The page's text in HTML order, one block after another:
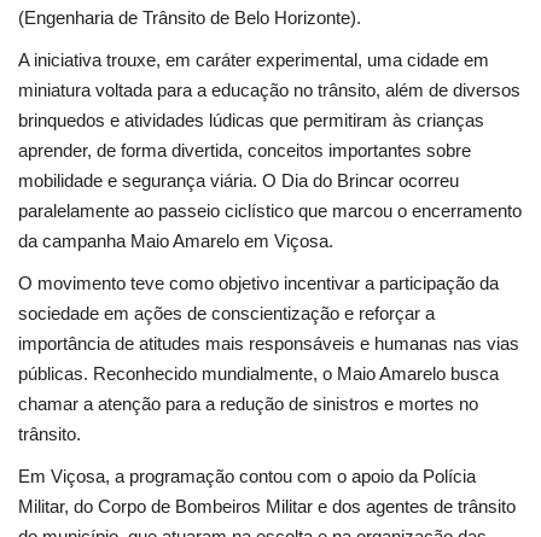
Educação
Esporte
Solidariedade
Meio Ambiente
Justiça
Obituário
Brasil
Minas Gerais
(Engenharia de Trânsito de Belo Horizonte).
A iniciativa trouxe, em caráter experimental, uma cidade em
miniatura voltada para a educação no trânsito, além de diversos
brinquedos e atividades lúdicas que permitiram às crianças
aprender, de forma divertida, conceitos importantes sobre
mobilidade e segurança viária. O Dia do Brincar ocorreu
paralelamente ao passeio ciclístico que marcou o encerramento
da campanha Maio Amarelo em Viçosa.
O movimento teve como objetivo incentivar a participação da
sociedade em ações de conscientização e reforçar a
importância de atitudes mais responsáveis e humanas nas vias
públicas. Reconhecido mundialmente, o Maio Amarelo busca
chamar a atenção para a redução de sinistros e mortes no
trânsito.
Em Viçosa, a programação contou com o apoio da Polícia
Militar, do Corpo de Bombeiros Militar e dos agentes de trânsito